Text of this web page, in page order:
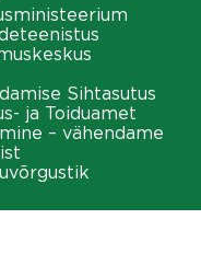
Sihtasutus
ja Toiduamet
– vähendame